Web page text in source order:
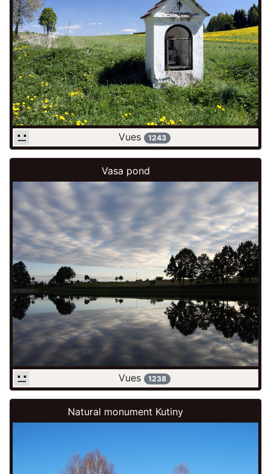
Vues 1243
Vasa pond
Vues 1238
Natural monument Kutiny